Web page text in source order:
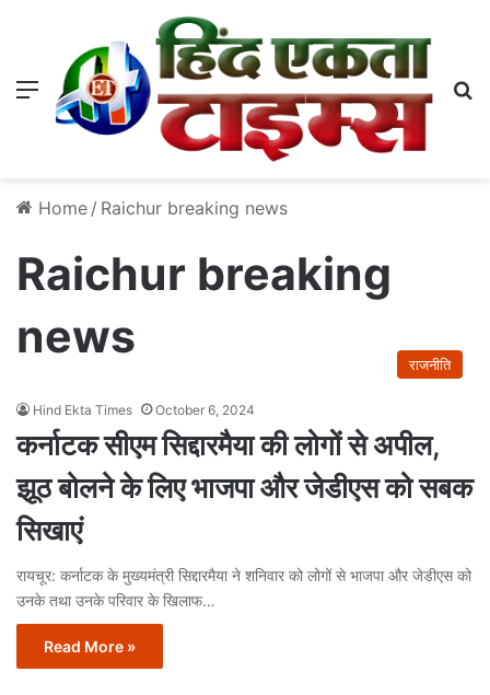
Menu
Home / Raichur breaking news
Raichur breaking
news
राजनीति
Hind Ekta Times October 6, 2024
कर्नाटक सीएम सिद्दारमैया की लोगों से अपील,
झूठ बोलने के लिए भाजपा और जेडीएस को सबक
सिखाएं
रायचूर: कर्नाटक के मुख्यमंत्री सिद्दारमैया ने शनिवार को लोगों से भाजपा और जेडीएस को
उनके तथा उनके परिवार के खिलाफ…
Read More »